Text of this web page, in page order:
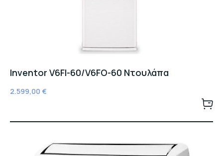
Inventor V6FI-60/V6FO-60 Ντουλάπα
2.599,00 €